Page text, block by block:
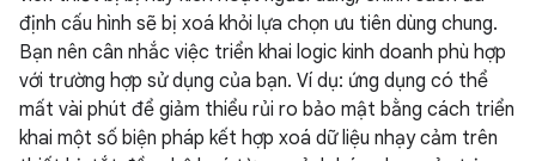
định cấu hình sẽ bị xoá khỏi lựa chọn ưu tiên dùng chung.
Bạn nên cân nhắc việc triển khai logic kinh doanh phù hợp
với trường hợp sử dụng của bạn. Ví dụ: ứng dụng có thể
mất vài phút để giảm thiểu rủi ro bảo mật bằng cách triển
khai một số biện pháp kết hợp xoá dữ liệu nhạy cảm trên